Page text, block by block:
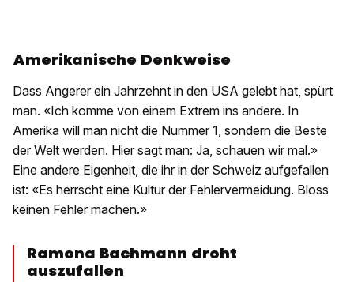
Amerikanische Denkweise
Dass Angerer ein Jahrzehnt in den USA gelebt hat, spürt
man. «Ich komme von einem Extrem ins andere. In
Amerika will man nicht die Nummer 1, sondern die Beste
der Welt werden. Hier sagt man: Ja, schauen wir mal.»
Eine andere Eigenheit, die ihr in der Schweiz aufgefallen
ist: «Es herrscht eine Kultur der Fehlervermeidung. Bloss
keinen Fehler machen.»
Ramona Bachmann droht
auszufallen